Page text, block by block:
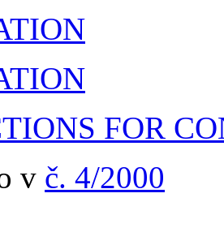
FOR
v č. 4/2000